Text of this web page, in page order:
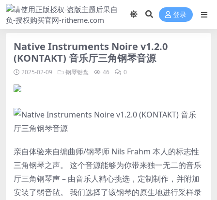
登录
Native Instruments Noire v1.2.0
(KONTAKT) 音乐厅三角钢琴音源
2025-02-09 钢琴键盘 46 0
亲自体验来自编曲师/钢琴师 Nils Frahm 本人的标志性
三角钢琴之声。 这个音源能够为你带来独一无二的音乐
厅三角钢琴声 – 由音乐人精心挑选，定制制作，并附加
安装了弱音毡。 我们选择了该钢琴的原生地进行采样录